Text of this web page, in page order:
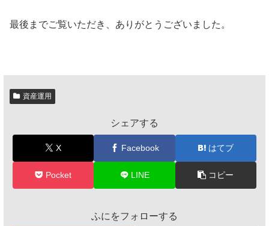
最後までご覧いただき、ありがとうございました。
資産運用
シェアする
X Facebook はてブ
Pocket LINE コピー
ふにをフォローする